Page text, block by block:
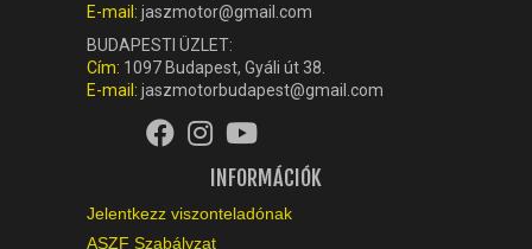
E-mail: jaszmotor@gmail.com
BUDAPESTI ÜZLET:
Cím: 1097 Budapest, Gyáli út 38.
E-mail: jaszmotorbudapest@gmail.com
INFORMÁCIÓK
Jelentkezz viszonteladónak
ASZF Szabályzat